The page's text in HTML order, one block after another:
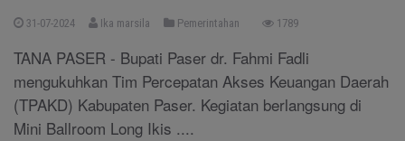
31-07-2024 Ika marsila Pemerintahan 1789
TANA PASER - Bupati Paser dr. Fahmi Fadli
mengukuhkan Tim Percepatan Akses Keuangan Daerah
(TPAKD) Kabupaten Paser. Kegiatan berlangsung di
Mini Ballroom Long Ikis ....